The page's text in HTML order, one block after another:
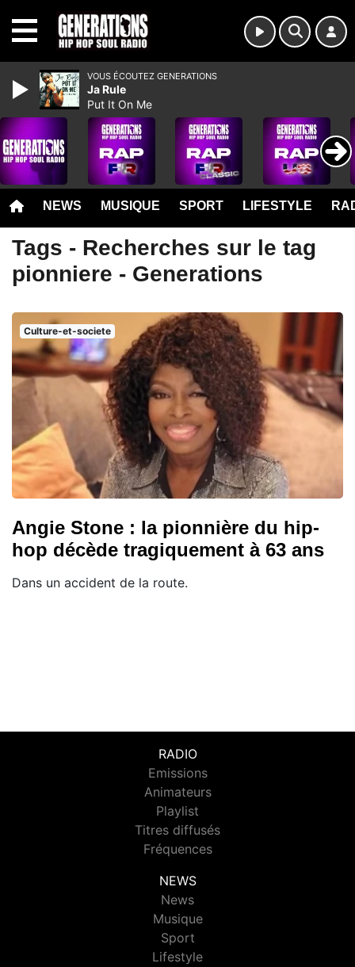
NEWS MUSIQUE SPORT LIFESTYLE
Tags - Recherches sur le tag
pionniere - Generations
Culture-et-societe
Angie Stone : la pionnière du hip-
hop décède tragiquement à 63 ans
Dans un accident de la route.
RADIO
Emissions
Animateurs
Playlist
Titres diffusés
Fréquences
NEWS
News
Musique
Sport
Lifestyle
VOUS ÉCOUTEZ GENERATIONS
Ja Rule
Put It On Me